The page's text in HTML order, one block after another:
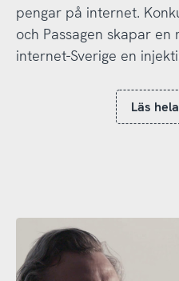
pengar på internet.
och Passagen skapar
internet-Sverige en
Läs